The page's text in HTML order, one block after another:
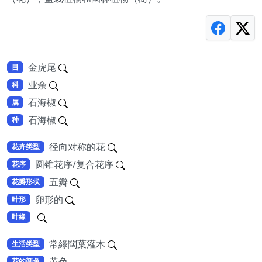
目 金虎尾
科 业余
属 石海椒
种 石海椒
花卉类型 径向对称的花
花序 圆锥花序/复合花序
花瓣形状 五瓣
叶形 卵形的
叶緣
生活类型 常綠闊葉灌木